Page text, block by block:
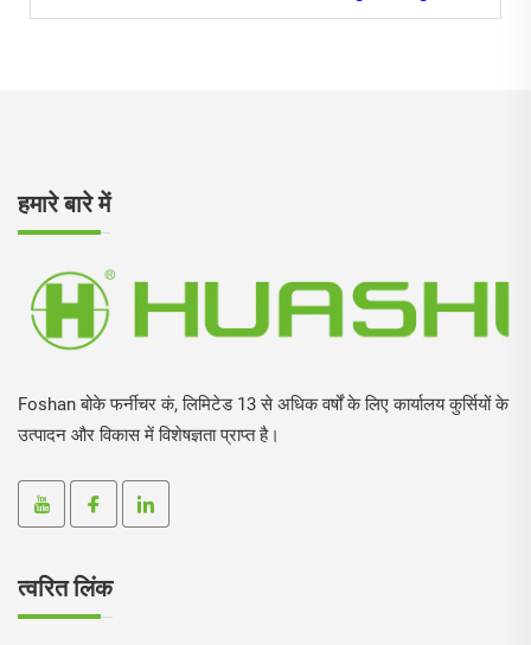
हमारे बारे में
Foshan बोके फर्नीचर कं, लिमिटेड 13 से अधिक वर्षों के लिए कार्यालय कुर्सियों के
उत्पादन और विकास में विशेषज्ञता प्राप्त है।
त्वरित लिंक